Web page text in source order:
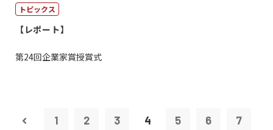
トピックス
【レポート】
第24回企業家賞授賞式
1 2 3 4 5 6 7